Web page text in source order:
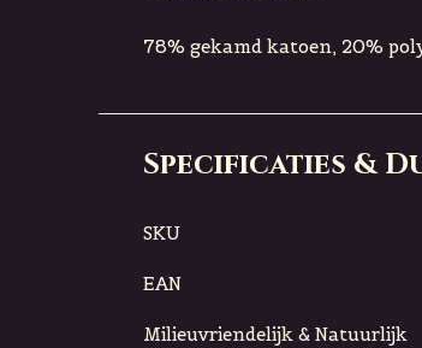
78% gekamd katoen, 20%
Specificaties &
SKU
EAN
Milieuvriendelijk & Natuurlijk